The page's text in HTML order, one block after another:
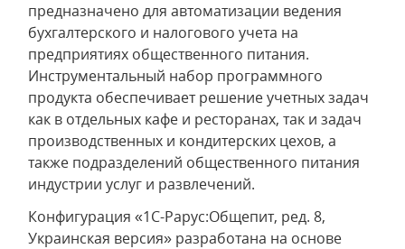
предназначено для автоматизации ведения
бухгалтерского и налогового учета на
предприятиях общественного питания.
Инструментальный набор программного
продукта обеспечивает решение учетных задач
как в отдельных кафе и ресторанах, так и задач
производственных и кондитерских цехов, а
также подразделений общественного питания
индустрии услуг и развлечений.
Конфигурация «1С-Рарус:Общепит, ред. 8,
Украинская версия» разработана на основе